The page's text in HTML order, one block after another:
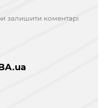
залишити коментарі